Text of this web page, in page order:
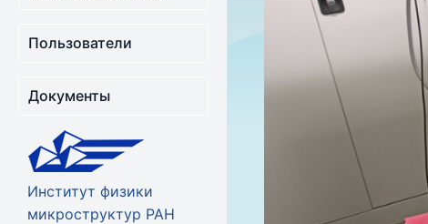
Пользователи
Документы
Институт физики
микроструктур РАН